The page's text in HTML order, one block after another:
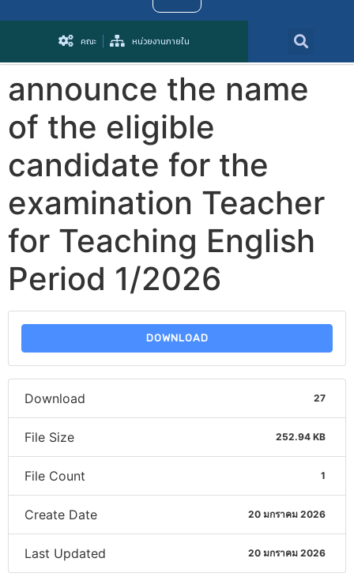
คณะ หน่วยงานภายใน
announce the name
of the eligible
candidate for the
examination Teacher
for Teaching English
Period 1/2026
DOWNLOAD
Download 27
File Size 252.94 KB
File Count 1
Create Date 20 มกราคม 2026
Last Updated 20 มกราคม 2026